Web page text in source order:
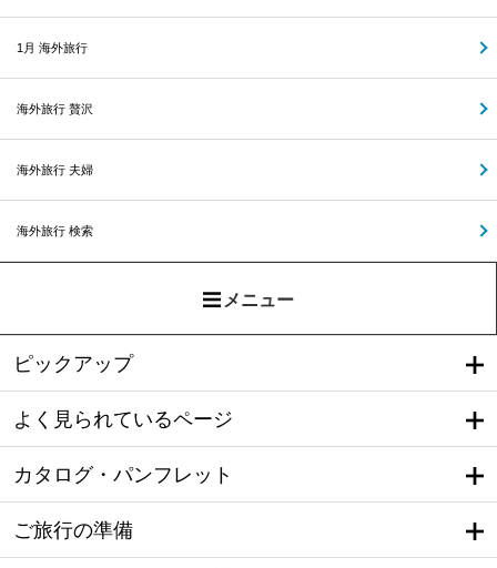
1月 海外旅行
海外旅行 贅沢
海外旅行 夫婦
海外旅行 検索
メニュー
ピックアップ
よく見られているページ
カタログ・パンフレット
ご旅行の準備